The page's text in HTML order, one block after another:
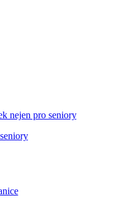
nejen pro seniory